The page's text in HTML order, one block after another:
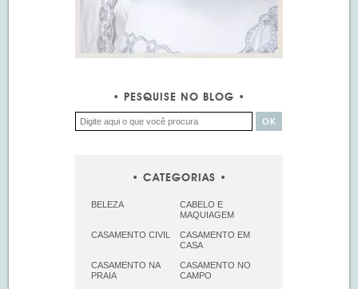
PESQUISE NO BLOG
CATEGORIAS
BELEZA
CABELO E
MAQUIAGEM
CASAMENTO CIVIL
CASAMENTO EM
CASA
CASAMENTO NA
PRAIA
CASAMENTO NO
CAMPO